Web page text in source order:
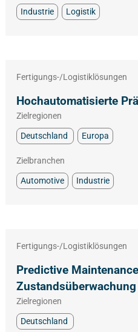
Industrie
Logistik
Fertigungs-/Logistiklösungen
Hochautomatisierte
Zielregionen
Deutschland
Europa
Zielbranchen
Automotive
Industrie
Fertigungs-/Logistiklösungen
Predictive
Zustandsüberwachung
Zielregionen
Deutschland